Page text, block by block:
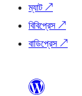
ম্যাট ↗
বিবিপ্রেস ↗
বাডিপ্রেস ↗